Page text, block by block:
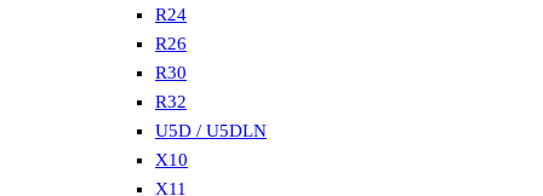
R24
R26
R30
R32
U5D / U5DLN
X10
X11